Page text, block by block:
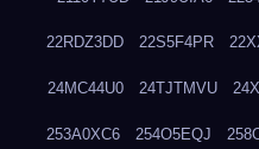
22RDZ3DD 22S5F4PR
24MC44U0 24TJTMVU
253A0XC6 254O5EQJ